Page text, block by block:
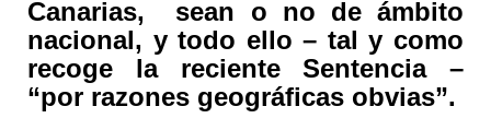
Canarias, sean o no de ámbito
nacional, y todo ello – tal y como
recoge la reciente Sentencia –
“por razones geográficas obvias”.